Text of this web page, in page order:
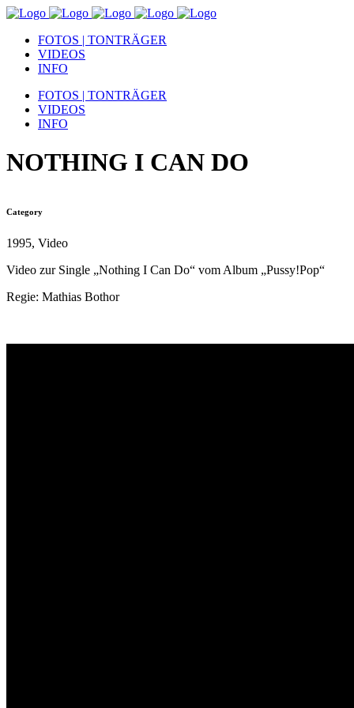
FOTOS | TONTRÄGER
VIDEOS
INFO
FOTOS | TONTRÄGER
VIDEOS
INFO
NOTHING I CAN DO
Category
1995, Video
Video zur Single „Nothing I Can Do“ vom Album „Pussy!Pop“
Regie: Mathias Bothor